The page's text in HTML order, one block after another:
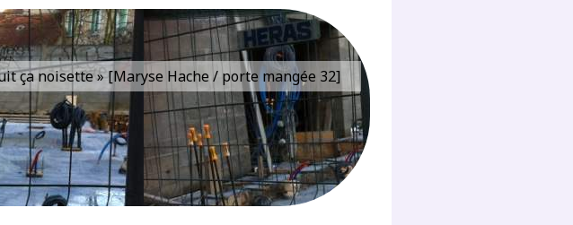
ça noisette » [Maryse Hache / porte mangée 32]